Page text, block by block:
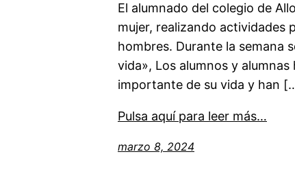
El alumnado del colegio de
mujer, realizando actividades
hombres. Durante la semana
vida», Los alumnos y
importante de su vida y han
Pulsa aquí para leer más…
marzo 8, 2024